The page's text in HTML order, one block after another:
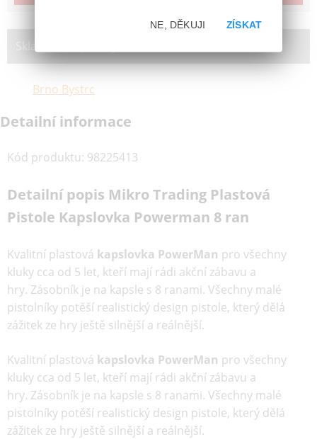
Skladem na prodejně:
Brno Bystrc
Detailní informace
Kód produktu: 98225413
Detailní popis Mikro Trading Plastová
Pistole Kapslovka Powerman 8 ran
Kvalitní plastová kapslovka PowerMan pro všechny
kluky cca od 5 let, kteří mají rádi akční zábavu a
hry. Zásobník je na kapsle s 8 ranami. Všechny malé
pistolníky potěší realistický design pistole, který dělá
zážitek ze hry ještě silnější a reálnější.
Kvalitní plastová kapslovka PowerMan pro všechny
kluky cca od 5 let, kteří mají rádi akční zábavu a
hry. Zásobník je na kapsle s 8 ranami. Všechny malé
pistolníky potěší realistický design pistole, který dělá
zážitek ze hry ještě silnější a reálnější.
ZÍSKAT
NE, DĚKUJI